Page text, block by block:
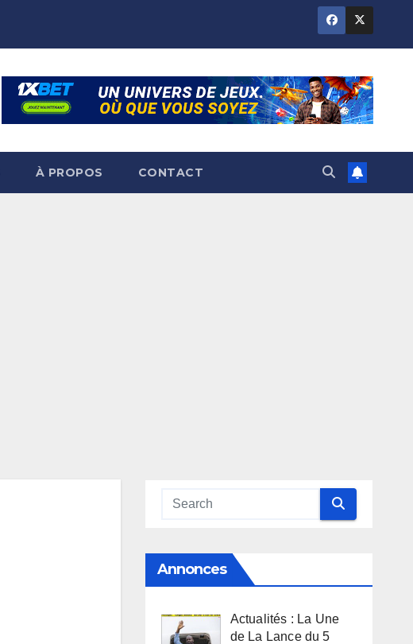
À PROPOS CONTACT
Annonces
Actualités : La Une
de La Lance du 5